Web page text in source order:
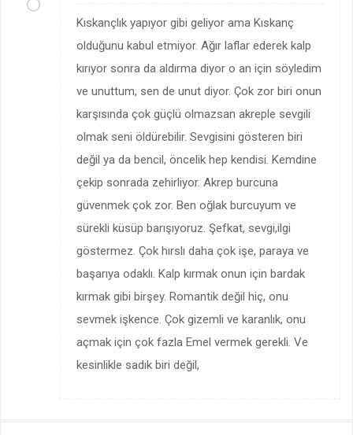
Kıskançlık yapıyor gibi geliyor ama Kıskanç
olduğunu kabul etmiyor. Ağır laflar ederek kalp
kırıyor sonra da aldırma diyor o an için söyledim
ve unuttum, sen de unut diyor. Çok zor biri onun
karşısında çok güçlü olmazsan akreple sevgili
olmak seni öldürebilir. Sevgisini gösteren biri
değil ya da bencil, öncelik hep kendisi. Kemdine
çekip sonrada zehirliyor. Akrep burcuna
güvenmek çok zor. Ben oğlak burcuyum ve
sürekli küsüp barışıyoruz. Şefkat, sevgi,ilgi
göstermez. Çok hırslı daha çok işe, paraya ve
başarıya odaklı. Kalp kırmak onun için bardak
kırmak gibi birşey. Romantik değil hiç, onu
sevmek işkence. Çok gizemli ve karanlık, onu
açmak için çok fazla Emel vermek gerekli. Ve
kesinlikle sadık biri değil,